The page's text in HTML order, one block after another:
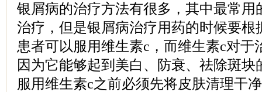
银屑病的治疗方法有很多，其中最常用
治疗，但是银屑病治疗用药的时候要根
患者可以服用维生素c，而维生素c对于
因为它能够起到美白、防衰、祛除斑块
服用维生素c之前必须先将皮肤清理干